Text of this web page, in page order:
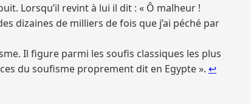
Lorsqu’il revint à lui il dit : « Ô malheur !
dizaines de milliers de fois que j’ai péché par
Il figure parmi les soufis classiques les plus
du soufisme proprement dit en Egypte ». ↩︎